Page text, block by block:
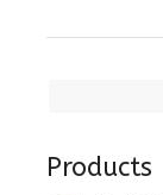
Products